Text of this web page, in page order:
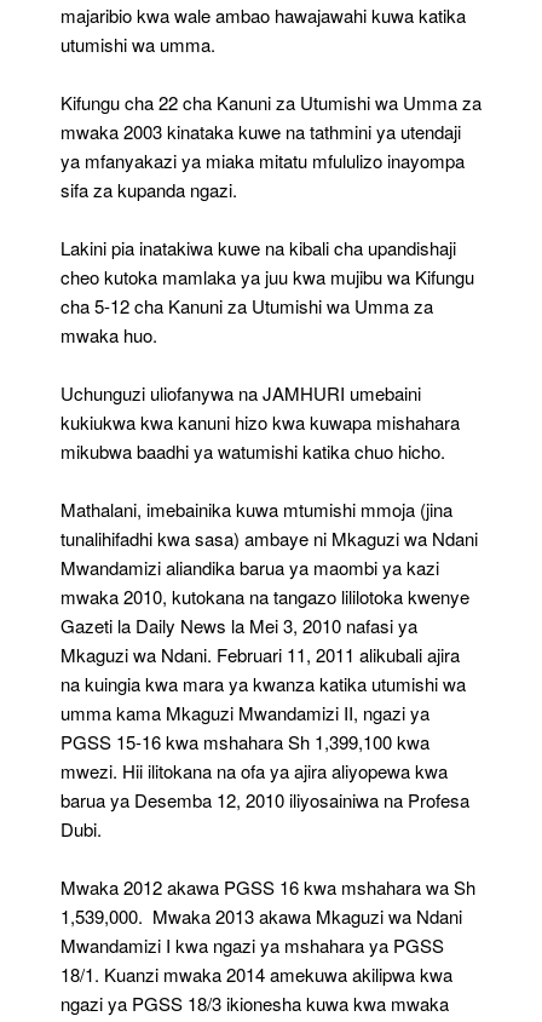
majaribio kwa wale ambao hawajawahi kuwa katika
utumishi wa umma.
Kifungu cha 22 cha Kanuni za Utumishi wa Umma za
mwaka 2003 kinataka kuwe na tathmini ya utendaji
ya mfanyakazi ya miaka mitatu mfululizo inayompa
sifa za kupanda ngazi.
Lakini pia inatakiwa kuwe na kibali cha upandishaji
cheo kutoka mamlaka ya juu kwa mujibu wa Kifungu
cha 5-12 cha Kanuni za Utumishi wa Umma za
mwaka huo.
Uchunguzi uliofanywa na JAMHURI umebaini
kukiukwa kwa kanuni hizo kwa kuwapa mishahara
mikubwa baadhi ya watumishi katika chuo hicho.
Mathalani, imebainika kuwa mtumishi mmoja (jina
tunalihifadhi kwa sasa) ambaye ni Mkaguzi wa Ndani
Mwandamizi aliandika barua ya maombi ya kazi
mwaka 2010, kutokana na tangazo lililotoka kwenye
Gazeti la Daily News la Mei 3, 2010 nafasi ya
Mkaguzi wa Ndani. Februari 11, 2011 alikubali ajira
na kuingia kwa mara ya kwanza katika utumishi wa
umma kama Mkaguzi Mwandamizi II, ngazi ya
PGSS 15-16 kwa mshahara Sh 1,399,100 kwa
mwezi. Hii ilitokana na ofa ya ajira aliyopewa kwa
barua ya Desemba 12, 2010 iliyosainiwa na Profesa
Dubi.
Mwaka 2012 akawa PGSS 16 kwa mshahara wa Sh
1,539,000. Mwaka 2013 akawa Mkaguzi wa Ndani
Mwandamizi I kwa ngazi ya mshahara ya PGSS
18/1. Kuanzi mwaka 2014 amekuwa akilipwa kwa
ngazi ya PGSS 18/3 ikionesha kuwa kwa mwaka